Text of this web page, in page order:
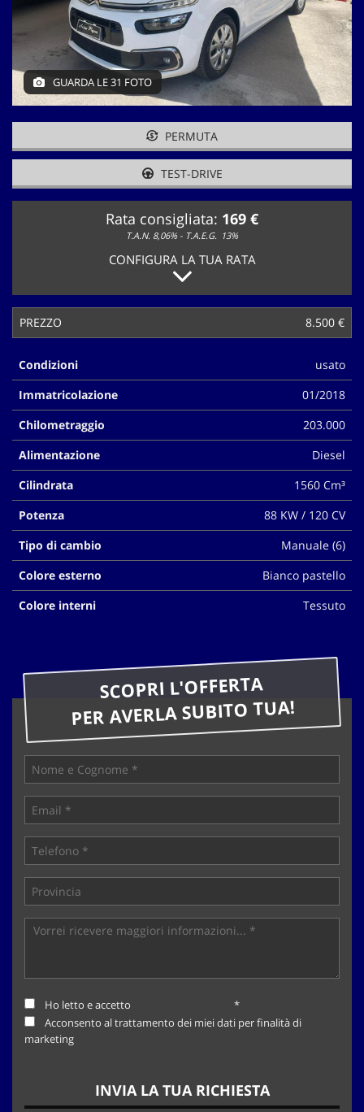
GUARDA LE 31 FOTO
PERMUTA
TEST-DRIVE
Rata consigliata: 169 €
T.A.N. 8,06% - T.A.E.G. 13%
CONFIGURA LA TUA RATA
PREZZO 8.500 €
Condizioni
usato
Immatricolazione
01/2018
Chilometraggio
203.000
Alimentazione
Diesel
Cilindrata
1560 Cm³
Potenza
88 KW / 120 CV
Tipo di cambio
Manuale (6)
Colore esterno
Bianco pastello
Colore interni
Tessuto
SCOPRI L'OFFERTA
PER AVERLA SUBITO TUA!
Ho letto e accetto
*
Acconsento al trattamento dei miei dati per finalità di
marketing
INVIA LA TUA RICHIESTA
tracciamento
che
adottiamo
per
offrire
le
funzionalità
e
le
di
seguito
sull'utilità
sul
di
questi
strumenti
di
tracciamento
si
rimanda
alla
cookie
policy.
Puoi
rivedere
e
modificare
le
tue
momento.
Cookie necessari
Cookie delle preferenze
Cookie per il miglioramento dell'esperienza utente
Cookie analitici
Leggi
la
Salva